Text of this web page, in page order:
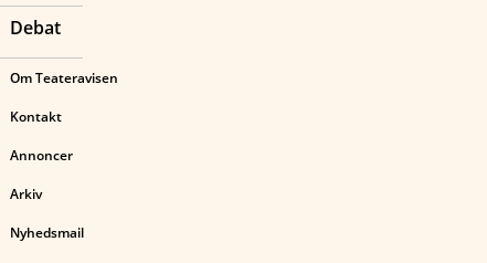
Debat
Om Teateravisen
Kontakt
Annoncer
Arkiv
Nyhedsmail